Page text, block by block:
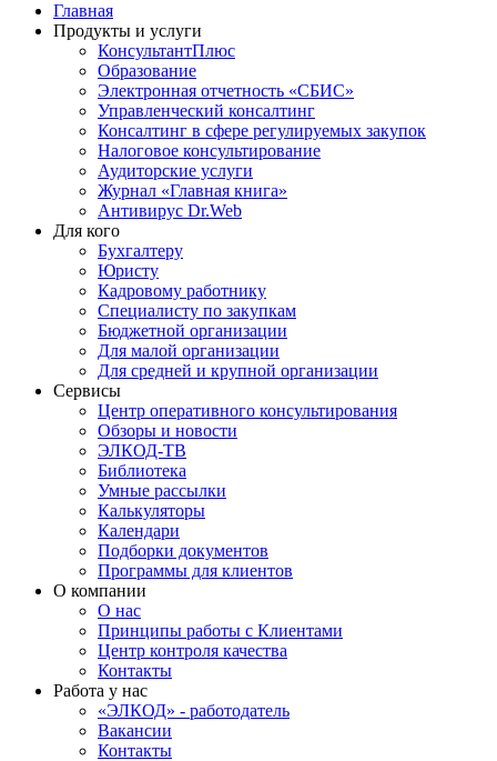
Главная
Продукты и услуги
КонсультантПлюс
Образование
Электронная отчетность «СБИС»
Управленческий консалтинг
Консалтинг в сфере регулируемых закупок
Налоговое консультирование
Аудиторские услуги
Журнал «Главная книга»
Антивирус Dr.Web
Для кого
Бухгалтеру
Юристу
Кадровому работнику
Специалисту по закупкам
Бюджетной организации
Для малой организации
Для средней и крупной организации
Сервисы
Центр оперативного консультирования
Обзоры и новости
ЭЛКОД-ТВ
Библиотека
Умные рассылки
Калькуляторы
Календари
Подборки документов
Программы для клиентов
О компании
О нас
Принципы работы с Клиентами
Центр контроля качества
Контакты
Работа у нас
«ЭЛКОД» - работодатель
Вакансии
Контакты